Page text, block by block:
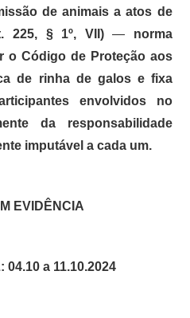
de animais a atos de
225, § 1º, VII)— norma
o Código de Proteção aos
de rinha de galos e fixa
envolvidos no
da responsabilidade
imputável a cada um.
EVIDÊNCIA
04.10 a 11.10.2024